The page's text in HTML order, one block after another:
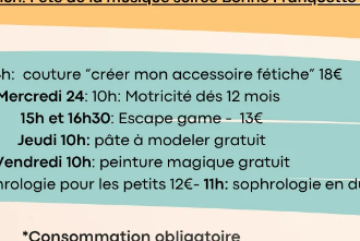
pour les familles d'Évreux
Kocoon Family en
ateliers et bien-
questionnaire →